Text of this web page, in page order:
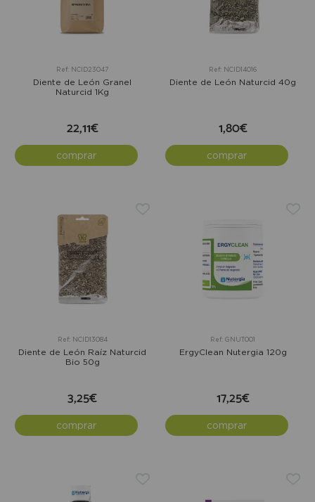
Ref: NCID23047
Diente de León Granel
Naturcid 1Kg
22,11€
comprar
Ref: NCID14016
Diente de León Naturcid 40g
1,80€
comprar
Ref: NCID13084
Diente de León Raíz Naturcid
Bio 50g
3,25€
comprar
Ref: GNUT001
ErgyClean Nutergia 120g
17,25€
comprar